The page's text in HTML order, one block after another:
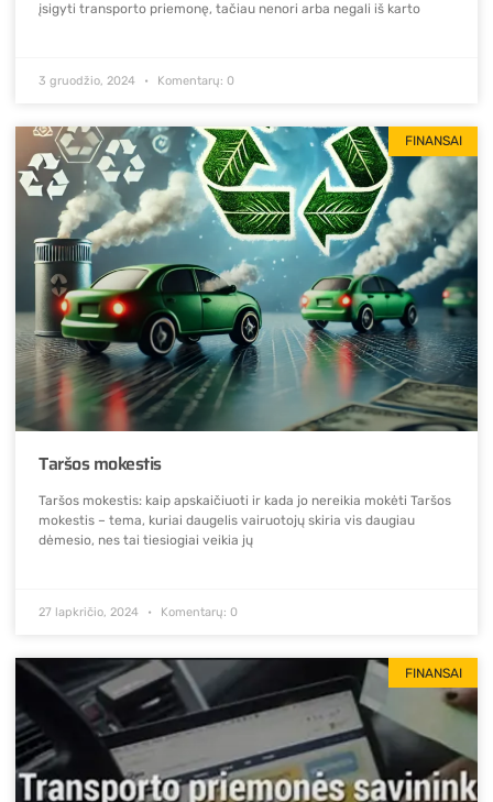
įsigyti transporto priemonę, tačiau nenori arba negali iš karto
3 gruodžio, 2024 Komentarų: 0
FINANSAI
Taršos mokestis
Taršos mokestis: kaip apskaičiuoti ir kada jo nereikia mokėti Taršos
mokestis – tema, kuriai daugelis vairuotojų skiria vis daugiau
dėmesio, nes tai tiesiogiai veikia jų
27 lapkričio, 2024 Komentarų: 0
FINANSAI